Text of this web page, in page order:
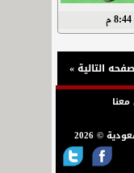
التالية »
معنا
© 2026